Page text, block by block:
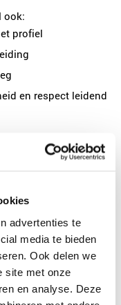
advertenties te
media te bieden
Ook delen we
site met onze
en analyse. Deze
ook:
profiel
en respect leidend
een omgeving